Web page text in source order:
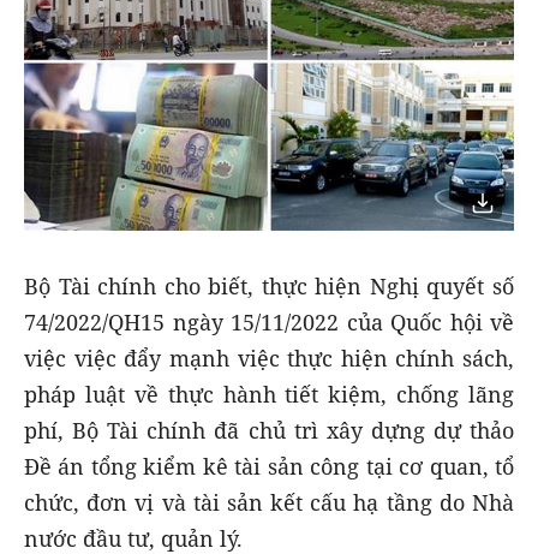
Bộ Tài chính cho biết, thực hiện Nghị quyết số
74/2022/QH15 ngày 15/11/2022 của Quốc hội về
việc việc đẩy mạnh việc thực hiện chính sách,
pháp luật về thực hành tiết kiệm, chống lãng
phí, Bộ Tài chính đã chủ trì xây dựng dự thảo
Đề án tổng kiểm kê tài sản công tại cơ quan, tổ
chức, đơn vị và tài sản kết cấu hạ tầng do Nhà
nước đầu tư, quản lý.